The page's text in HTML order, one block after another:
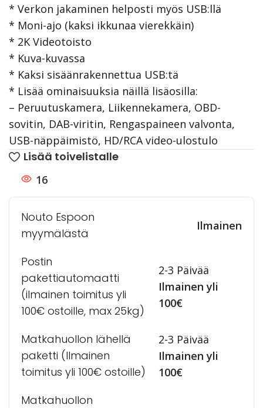
* Verkon jakaminen helposti myös USB:llä
* Moni-ajo (kaksi ikkunaa vierekkäin)
* 2K Videotoisto
* Kuva-kuvassa
* Kaksi sisäänrakennettua USB:tä
* Lisää ominaisuuksia näillä lisäosilla:
– Peruutuskamera, Liikennekamera, OBD-
sovitin, DAB-viritin, Rengaspaineen valvonta,
USB-näppäimistö, HD/RCA video-ulostulo
Lisää toivelistalle
16
Nouto Espoon
myymälästä
Ilmainen
Postin
pakettiautomaatti
(ilmainen toimitus yli
100€ ostoille, max 25kg)
2-3 Päivää
Ilmainen yli
100€
Matkahuollon lähellä
paketti (Ilmainen
toimitus yli 100€ ostoille)
2-3 Päivää
Ilmainen yli
100€
Matkahuollon